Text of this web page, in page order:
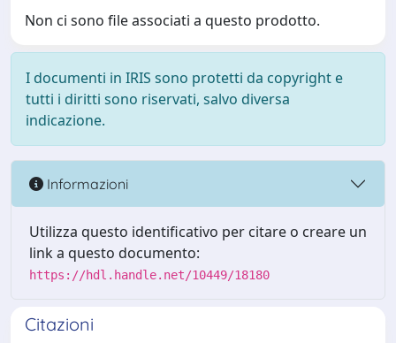
Non ci sono file associati a questo prodotto.
I documenti in IRIS sono protetti da copyright e
tutti i diritti sono riservati, salvo diversa
indicazione.
Informazioni
Utilizza questo identificativo per citare o creare un
link a questo documento:
https://hdl.handle.net/10449/18180
Citazioni